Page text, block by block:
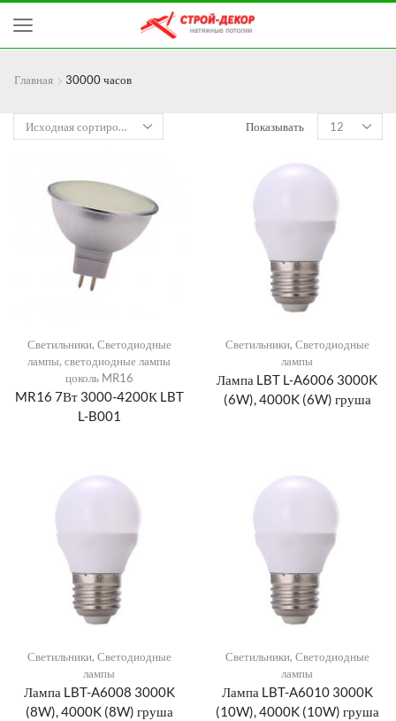
Главная 30000 часов
Показывать
Светильники, Светодиодные
лампы, светодиодные лампы
цоколь MR16
MR16 7Вт 3000-4200К LBT
L-B001
Светильники, Светодиодные
лампы
Лампа LBT L-A6006 3000K
(6W), 4000K (6W) груша
Светильники, Светодиодные
лампы
Лампа LBT-A6008 3000K
(8W), 4000K (8W) груша
Светильники, Светодиодные
лампы
Лампа LBT-A6010 3000K
(10W), 4000K (10W) груша